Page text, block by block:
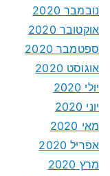
נובמבר 2020
אוקטובר 2020
ספטמבר 2020
אוגוסט 2020
יולי 2020
יוני 2020
מאי 2020
אפריל 2020
מרץ 2020